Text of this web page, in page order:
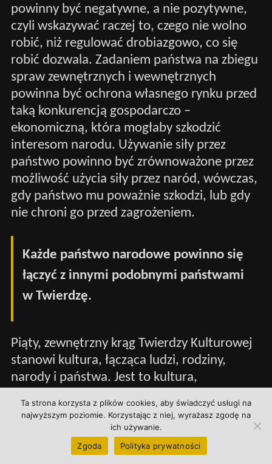
powinny być negatywne, a nie pozytywne,
czyli wskazywać raczej to, czego nie wolno
robić, niż regulować drobiazgowo, co się
robić dozwala. Zadaniem państwa na zbiegu
spraw zewnętrznych i wewnętrznych
powinna być ochrona własnego rynku przed
taką konkurencją gospodarczo –
ekonomiczną, która mogłaby szkodzić
interesom narodu. Używanie siły przez
państwo powinno być zrównoważone przez
możliwość użycia siły przez naród, wówczas,
gdy państwo mu poważnie szkodzi, lub gdy
nie chroni go przed zagrożeniem.
Każde państwo narodowe powinno się
łączyć z innymi podobnymi państwami
w Twierdzę.
Piąty, zewnętrzny krąg Twierdzy Kulturowej
stanowi kultura, łącząca ludzi, rodziny,
narody i państwa. Jest to kultura,
grecka filozofia, rzymskie prawo i religia
chrześcijańska. Z tych żywiołów biorą się
fundamentalne założenia kultury przez
Ta strona korzysta z plików cookies, aby świadczyć usługi na
najwyższym poziomie. Korzystając z niej, wyrażasz zgodę na
ich używanie.
Zgoda
Polityka prywatności